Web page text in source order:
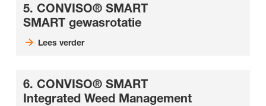
5. CONVISO® SMART
SMART gewasrotatie
Lees verder
6. CONVISO® SMART
Integrated Weed Management